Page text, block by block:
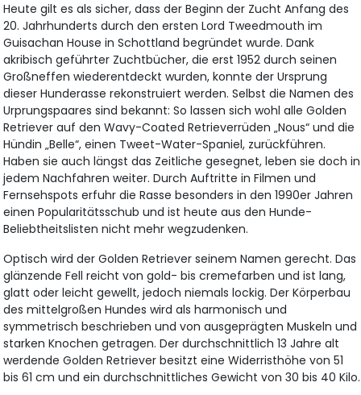
Heute gilt es als sicher, dass der Beginn der Zucht Anfang des
20. Jahrhunderts durch den ersten Lord Tweedmouth im
Guisachan House in Schottland begründet wurde. Dank
akribisch geführter Zuchtbücher, die erst 1952 durch seinen
Großneffen wiederentdeckt wurden, konnte der Ursprung
dieser Hunderasse rekonstruiert werden. Selbst die Namen des
Urprungspaares sind bekannt: So lassen sich wohl alle Golden
Retriever auf den Wavy-Coated Retrieverrüden „Nous“ und die
Hündin „Belle“, einen Tweet-Water-Spaniel, zurückführen.
Haben sie auch längst das Zeitliche gesegnet, leben sie doch in
jedem Nachfahren weiter. Durch Auftritte in Filmen und
Fernsehspots erfuhr die Rasse besonders in den 1990er Jahren
einen Popularitätsschub und ist heute aus den Hunde-
Beliebtheitslisten nicht mehr wegzudenken.
Optisch wird der Golden Retriever seinem Namen gerecht. Das
glänzende Fell reicht von gold- bis cremefarben und ist lang,
glatt oder leicht gewellt, jedoch niemals lockig. Der Körperbau
des mittelgroßen Hundes wird als harmonisch und
symmetrisch beschrieben und von ausgeprägten Muskeln und
starken Knochen getragen. Der durchschnittlich 13 Jahre alt
werdende Golden Retriever besitzt eine Widerristhöhe von 51
bis 61 cm und ein durchschnittliches Gewicht von 30 bis 40 Kilo.